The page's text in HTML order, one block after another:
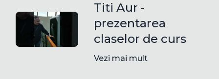
Titi Aur -
prezentarea
claselor de curs
Vezi mai mult